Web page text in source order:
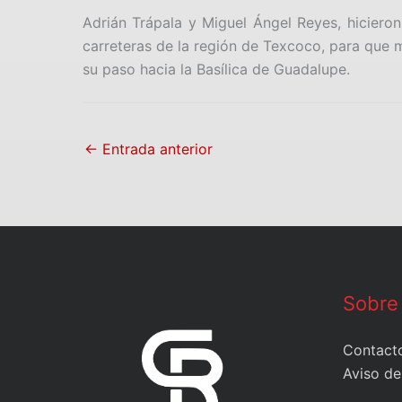
Adrián Trápala y Miguel Ángel Reyes,
carreteras de la región de Texcoco, para que
su paso hacia la Basílica de Guadalupe.
← Entrada anterior
Aviso